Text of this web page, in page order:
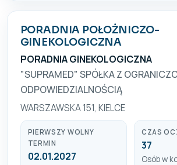
PORADNIA POŁOŻNICZO-
GINEKOLOGICZNA
PORADNIA GINEKOLOGICZNA
"SUPRAMED" SPÓŁKA Z
ODPOWIEDZIALNOŚCIĄ
WARSZAWSKA 151, KIELCE
PIERWSZY WOLNY
TERMIN
02.01.2027
CZAS
37
Osób w